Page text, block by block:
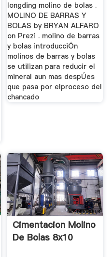
longding molino de bolas .
MOLINO DE BARRAS Y
BOLAS by BRYAN ALFARO
on Prezi . molino de barras
y bolas introducciÓn
molinos de barras y bolas
se utilizan para reducir el
mineral aun mas despÚes
que pasa por elproceso del
chancado
Cimentacion Molino
De Bolas 8x10